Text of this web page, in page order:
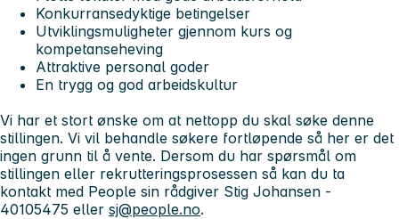
Konkurransedyktige betingelser
Utviklingsmuligheter gjennom kurs og
kompetanseheving
Attraktive personal goder
En trygg og god arbeidskultur
Vi har et stort ønske om at nettopp du skal søke denne
stillingen. Vi vil behandle søkere fortløpende så her er det
ingen grunn til å vente. Dersom du har spørsmål om
stillingen eller rekrutteringsprosessen så kan du ta
kontakt med People sin rådgiver Stig Johansen -
40105475 eller sj@people.no.